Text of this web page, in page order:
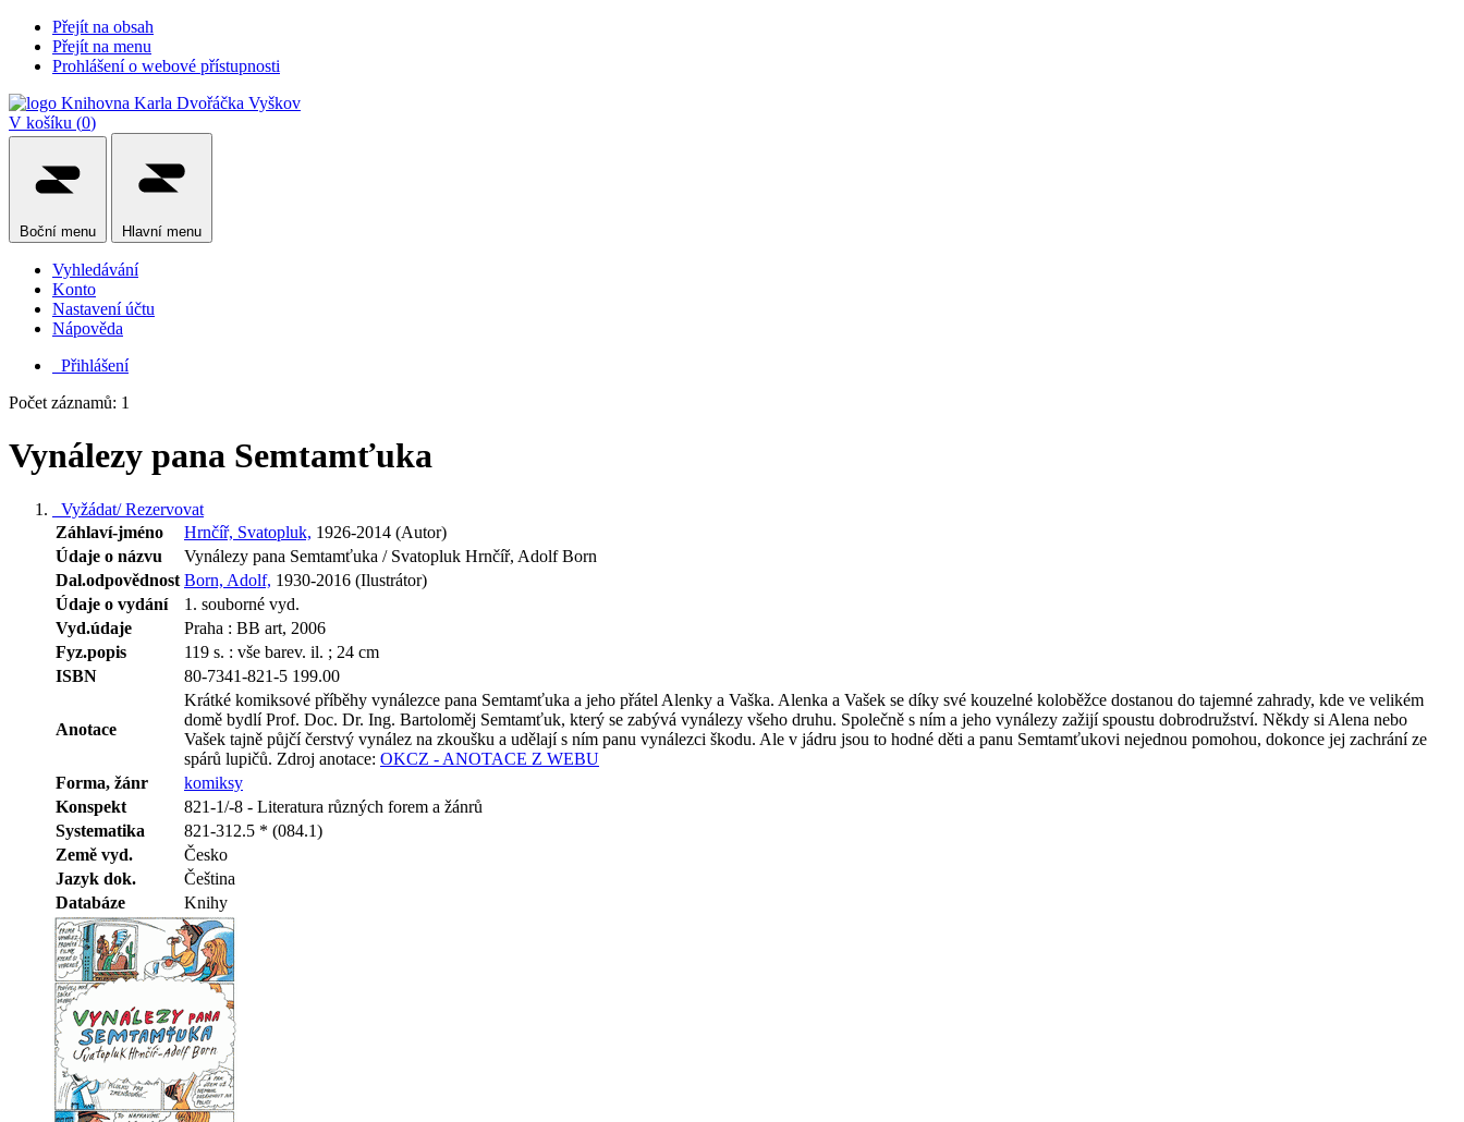
Přejít na obsah
Přejít na menu
Prohlášení o webové přístupnosti
V košíku (0)
Boční menu Hlavní menu
Vyhledávání
Konto
Nastavení účtu
Nápověda
Přihlášení
Počet záznamů: 1
Vynálezy pana Semtamťuka
Vyžádat/ Rezervovat
Záhlaví-jméno
Hrnčíř, Svatopluk, 1926-2014 (Autor)
Údaje o názvu
Vynálezy pana Semtamťuka / Svatopluk Hrnčíř, Adolf Born
Dal.odpovědnost Born, Adolf, 1930-2016 (Ilustrátor)
Údaje o vydání
1. souborné vyd.
Vyd.údaje
Praha : BB art, 2006
Fyz.popis
119 s. : vše barev. il. ; 24 cm
ISBN
80-7341-821-5 199.00
Anotace
Krátké komiksové příběhy vynálezce pana Semtamťuka a jeho přátel Alenky a Vaška. Alenka a Vašek se díky své kouzelné koloběžce dostanou do tajemné zahrady, kde ve velikém
domě bydlí Prof. Doc. Dr. Ing. Bartoloměj Semtamťuk, který se zabývá vynálezy všeho druhu. Společně s ním a jeho vynálezy zažijí spoustu dobrodružství. Někdy si Alena nebo
Vašek tajně půjčí čerstvý vynález na zkoušku a udělají s ním panu vynálezci škodu. Ale v jádru jsou to hodné děti a panu Semtamťukovi nejednou pomohou, dokonce jej zachrání ze
spárů lupičů. Zdroj anotace: OKCZ - ANOTACE Z WEBU
Forma, žánr
komiksy
Konspekt
821-1/-8 - Literatura různých forem a žánrů
Systematika
821-312.5 * (084.1)
Země vyd.
Česko
Jazyk dok.
Čeština
Databáze
Knihy